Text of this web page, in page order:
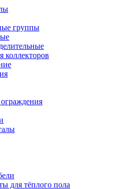
группы
для тёплого пола